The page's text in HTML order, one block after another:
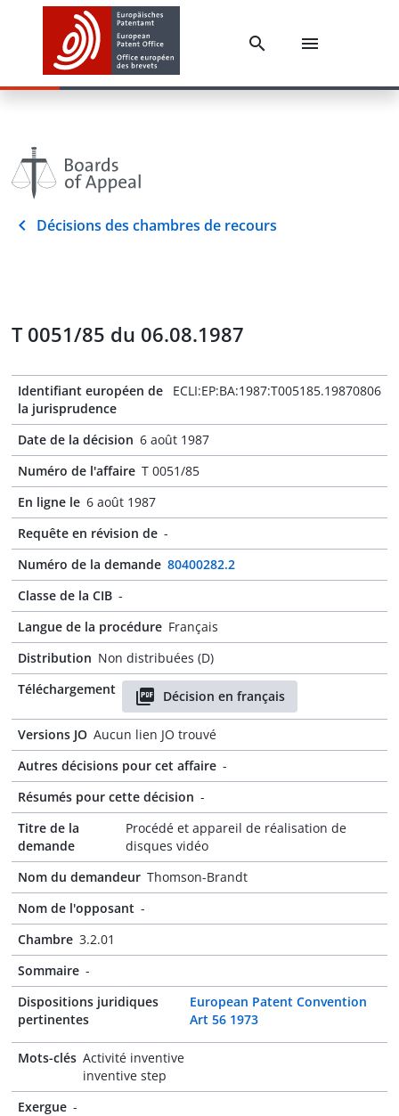
Décisions des chambres de recours
T 0051/85 du 06.08.1987
Identifiant européen de
la jurisprudence
ECLI:EP:BA:1987:T005185.19870806
Date de la décision 6 août 1987
Numéro de l'affaire T 0051/85
En ligne le 6 août 1987
Requête en révision de -
Numéro de la demande 80400282.2
Classe de la CIB -
Langue de la procédure Français
Distribution Non distribuées (D)
Téléchargement
Décision en français
Versions JO Aucun lien JO trouvé
Autres décisions pour cet affaire -
Résumés pour cette décision -
Titre de la
demande
Procédé et appareil de réalisation de
disques vidéo
Nom du demandeur Thomson-Brandt
Nom de l'opposant -
Chambre 3.2.01
Sommaire -
Dispositions juridiques
pertinentes
European Patent Convention
Art 56 1973
Mots-clés Activité inventive
inventive step
Exergue -